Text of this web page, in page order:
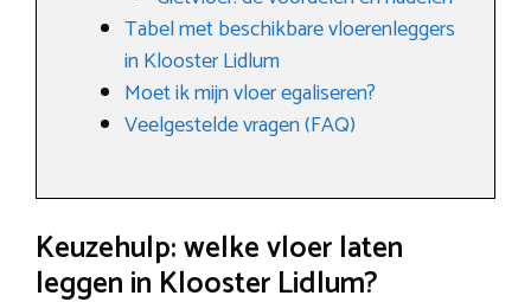
Tabel met beschikbare vloerenleggers
in Klooster Lidlum
Moet ik mijn vloer egaliseren?
Veelgestelde vragen (FAQ)
Keuzehulp: welke vloer laten
leggen in Klooster Lidlum?